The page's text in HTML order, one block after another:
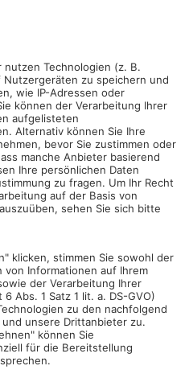
Ort-Termins machte sich
Polizei und der
ein Bild von der Arbeit
sich in Zukunft an der
sieben engagierte
Landkreis Miltenberg im April
bei der Sicherheitswacht
als zukünftige Mitarbeiter
zur öffentlichen Sicherheit in
intensiven und praxisnahen
die offizielle Einführung
unterstützt die
Polizei auch im Markt
Bestandteil der
Es handelt sich hier um einen
Dienst und insofern um eine
Durch ihre zusätzliche
Raum sorgen sie
Mehr an Sicherheit. Wir als
die Einführung einer
Marktes Sulzbach a.Main
Robert Bauer)